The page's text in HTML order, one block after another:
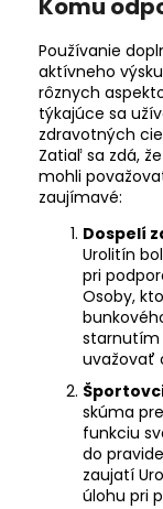
Komu
Používanie
aktívneho
rôznych
týkajúce sa
zdravotných
Zatiaľ sa zdá,
mohli
zaujímavé:
Dospelí
Urolitín
pri
Osoby,
starnutím
uvažovať
skúma
funkciu
do
zaujatí
úlohu pri